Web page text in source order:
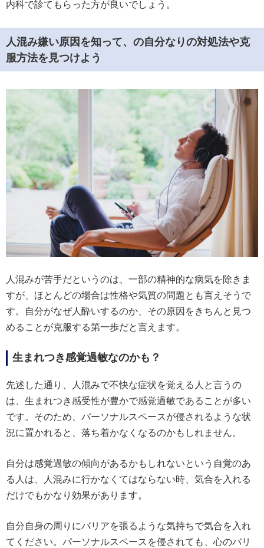
内科で診てもらった方が良いでしょう。
人混み嫌い原因を知って、の自分なりの対処法や克
服方法を見つけよう
人混みが苦手だというのは、一部の精神的な病気を除きま
すが、ほとんどの場合は性格や気質の問題とも言えそうで
す。自分がなぜ人酔いするのか、その原因をきちんと見つ
めることが克服する第一歩だと言えます。
生まれつき感覚過敏なのかも？
先述した通り、人混みで不快な症状を覚える人と言うの
は、生まれつき感受性が豊かで感覚過敏であることが多い
です。そのため、パーソナルスペースが侵されるような状
況に置かれると、落ち着かなくなるのかもしれません。
自分は感覚過敏の傾向があるかもしれないという自覚のあ
る人は、人混みに行かなくてはならない時、気合を入れる
だけでもかなり効果があります。
自分自身の周りにバリアを張るような気持ちで気合を入れ
てください。パーソナルスペースを侵されても、心のバリ